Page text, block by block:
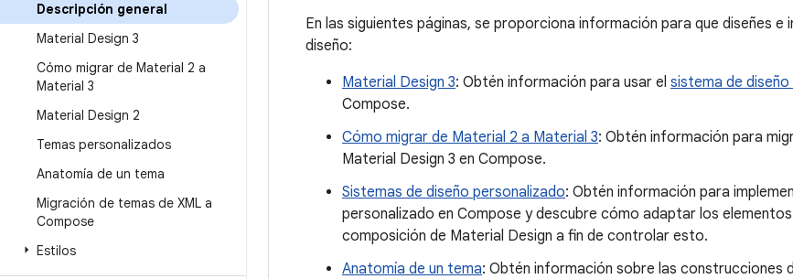
Descripción general
Material Design 3
Cómo migrar de Material 2 a
Material 3
Material Design 2
Temas personalizados
Anatomía de un tema
Migración de temas de XML a
Compose
Estilos
En las siguientes páginas, se proporciona información para que diseñes e
diseño:
Material Design 3: Obtén información para usar el sistema de
Compose.
Cómo migrar de Material 2 a Material 3: Obtén información para
Material Design 3 en Compose.
Sistemas de diseño personalizado: Obtén información para
personalizado en Compose y descubre cómo adaptar los
composición de Material Design a fin de controlar esto.
Anatomía de un tema: Obtén información sobre las construcciones